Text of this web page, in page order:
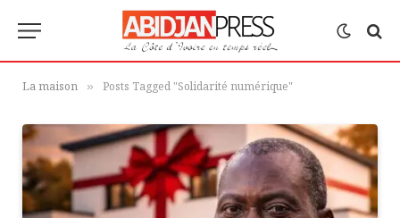
La maison » Posts Tagged "Solidarité numérique"